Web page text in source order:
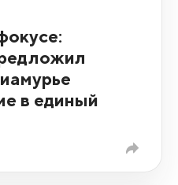
в единый